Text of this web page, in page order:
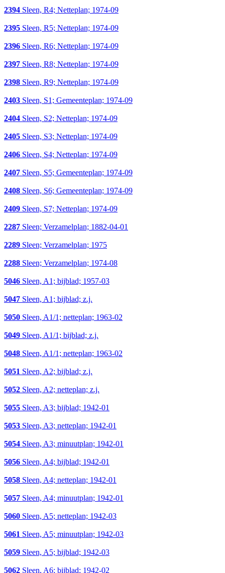
2394 Sleen, R4; Netteplan; 1974-09
2395 Sleen, R5; Netteplan; 1974-09
2396 Sleen, R6; Netteplan; 1974-09
2397 Sleen, R8; Netteplan; 1974-09
2398 Sleen, R9; Netteplan; 1974-09
2403 Sleen, S1; Gemeenteplan; 1974-09
2404 Sleen, S2; Netteplan; 1974-09
2405 Sleen, S3; Netteplan; 1974-09
2406 Sleen, S4; Netteplan; 1974-09
2407 Sleen, S5; Gemeenteplan; 1974-09
2408 Sleen, S6; Gemeenteplan; 1974-09
2409 Sleen, S7; Netteplan; 1974-09
2287 Sleen; Verzamelplan; 1882-04-01
2289 Sleen; Verzamelplan; 1975
2288 Sleen; Verzamelplan; 1974-08
5046 Sleen, A1; bijblad; 1957-03
5047 Sleen, A1; bijblad; z.j.
5050 Sleen, A1/1; netteplan; 1963-02
5049 Sleen, A1/1; bijblad; z.j.
5048 Sleen, A1/1; netteplan; 1963-02
5051 Sleen, A2; bijblad; z.j.
5052 Sleen, A2; netteplan; z.j.
5055 Sleen, A3; bijblad; 1942-01
5053 Sleen, A3; netteplan; 1942-01
5054 Sleen, A3; minuutplan; 1942-01
5056 Sleen, A4; bijblad; 1942-01
5058 Sleen, A4; netteplan; 1942-01
5057 Sleen, A4; minuutplan; 1942-01
5060 Sleen, A5; netteplan; 1942-03
5061 Sleen, A5; minuutplan; 1942-03
5059 Sleen, A5; bijblad; 1942-03
5062 Sleen, A6; bijblad; 1942-02